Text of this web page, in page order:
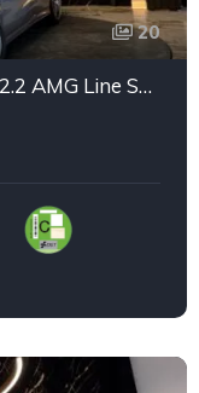
20
MERCEDES-BENZ CLA 200 CDI 2.2 AMG Line Shooting Brake